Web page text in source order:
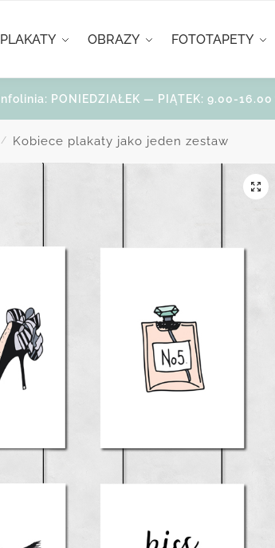
PLAKATY OBRAZY FOTOTAPETY
Infolinia: PONIEDZIAŁEK — PIĄTEK: 9.00-16.00
/ Kobiece plakaty jako jeden zestaw